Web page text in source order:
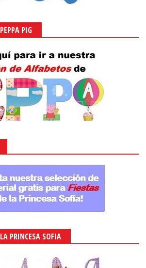
PIG
PRINCESA SOFIA